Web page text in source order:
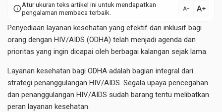
infoAtur ukuran teks artikel ini untuk mendapatkan
pengalaman membaca terbaik.
text_decrease text_increase
Penyediaan layanan kesehatan yang efektif dan inklusif bagi
orang dengan HIV/AIDS (ODHA) telah menjadi agenda dan
prioritas yang ingin dicapai oleh berbagai kalangan sejak lama.
Layanan kesehatan bagi ODHA adalah bagian integral dari
strategi penanggulangan HIV/AIDS. Segala upaya pencegahan
dan penanggulangan HIV/AIDS sudah barang tentu melibatkan
peran layanan kesehatan.